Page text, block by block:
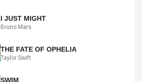
I JUST MIGHT
Bruno Mars
THE FATE OF OPHELIA
Taylor Swift
SWIM